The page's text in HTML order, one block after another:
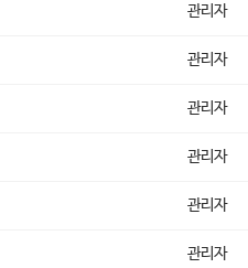
관리자
관리자
관리자
관리자
관리자
관리자